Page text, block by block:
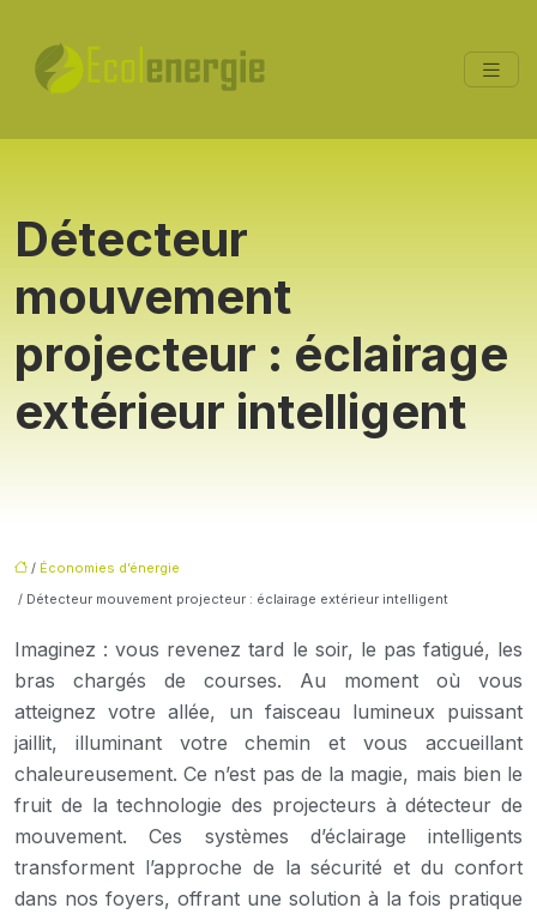
Détecteur
mouvement
projecteur : éclairage
extérieur intelligent
/ Économies d’énergie
/ Détecteur mouvement projecteur : éclairage extérieur intelligent
Imaginez : vous revenez tard le soir, le pas fatigué, les
bras chargés de courses. Au moment où vous
atteignez votre allée, un faisceau lumineux puissant
jaillit, illuminant votre chemin et vous accueillant
chaleureusement. Ce n’est pas de la magie, mais bien le
fruit de la technologie des projecteurs à détecteur de
mouvement. Ces systèmes d’éclairage intelligents
transforment l’approche de la sécurité et du confort
dans nos foyers, offrant une solution à la fois pratique